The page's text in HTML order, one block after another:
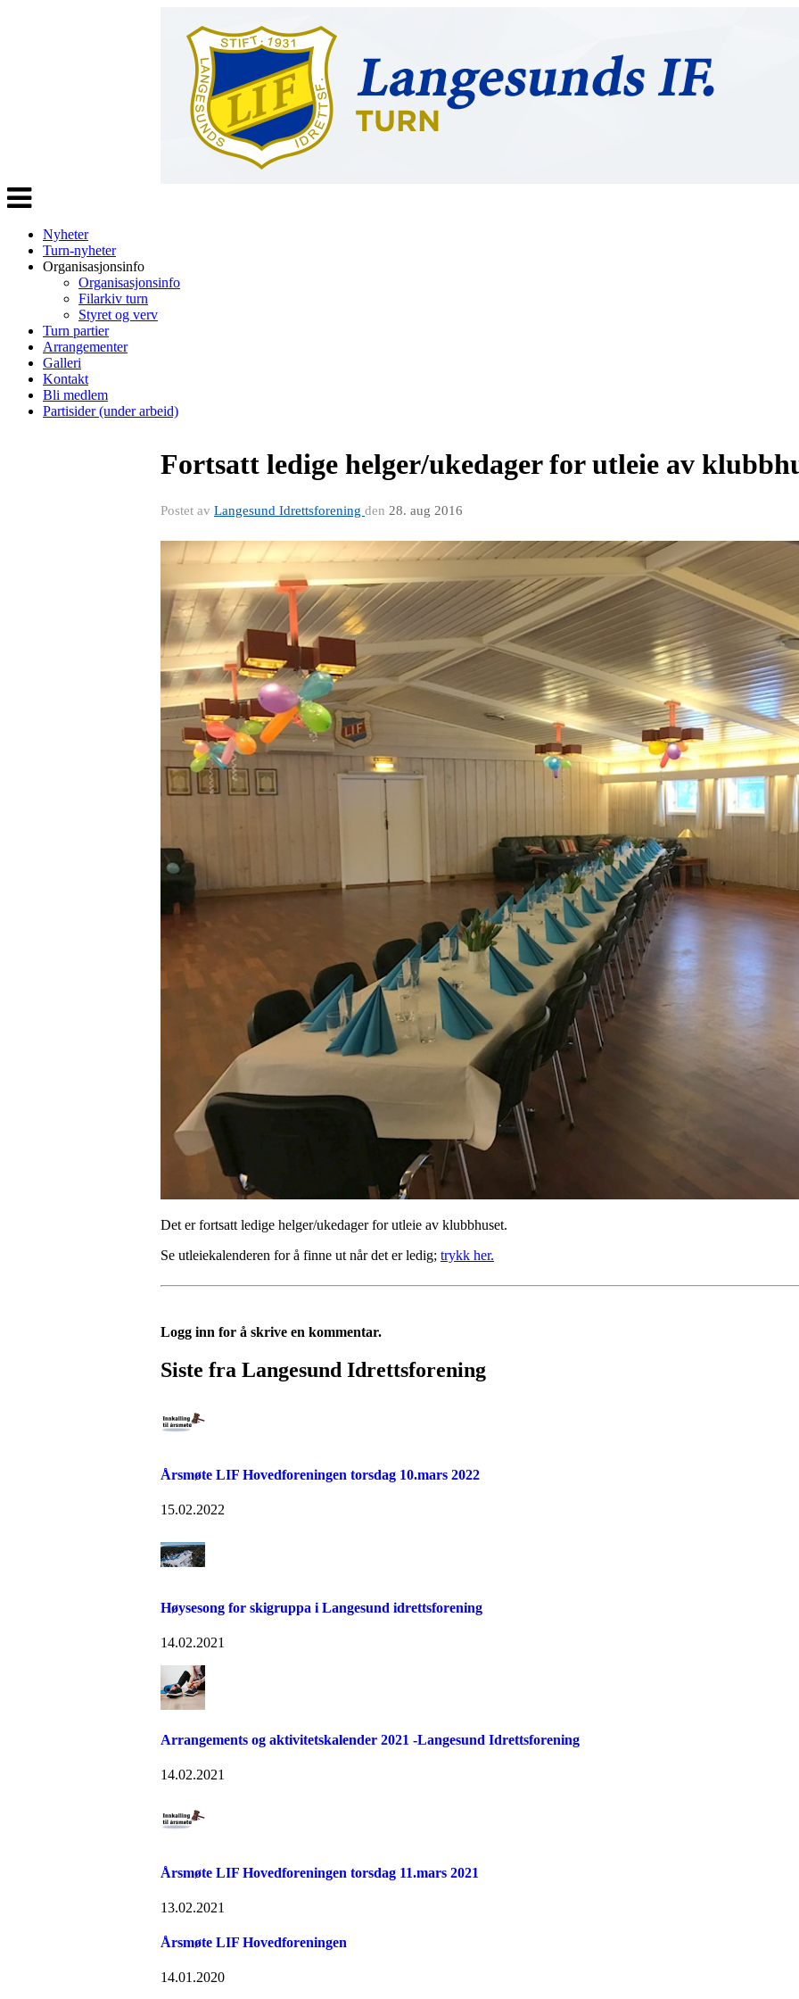
Veksle
navigasjon
Nyheter
Turn-nyheter
Organisasjonsinfo
Organisasjonsinfo
Filarkiv turn
Styret og verv
Turn partier
Arrangementer
Galleri
Kontakt
Bli medlem
Partisider (under arbeid)
Fortsatt ledige helger/ukedager for utleie av
Postet av Langesund Idrettsforening den 28. aug 2016
Det er fortsatt ledige helger/ukedager for utleie av klubbhuset.
Se utleiekalenderen for å finne ut når det er ledig; trykk her.
Logg inn for å skrive en kommentar.
Siste fra Langesund Idrettsforening
Årsmøte LIF Hovedforeningen torsdag 10.mars 2022
15.02.2022
Høysesong for skigruppa i Langesund idrettsforening
14.02.2021
Arrangements og aktivitetskalender 2021 -Langesund Idrettsforening
14.02.2021
Årsmøte LIF Hovedforeningen torsdag 11.mars 2021
13.02.2021
Årsmøte LIF Hovedforeningen
14.01.2020